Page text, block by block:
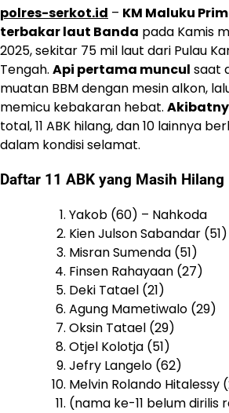
polres-serkot.id – KM Maluku
terbakar laut Banda pada Kamis
2025, sekitar 75 mil laut dari Pulau
Tengah. Api pertama muncul saat
muatan BBM dengan mesin alkon,
memicu kebakaran hebat.
total, 11 ABK hilang, dan 10 lainnya
dalam kondisi selamat.
Daftar 11 ABK yang Masih Hilang
Yakob (60) – Nahkoda
Kien Julson Sabandar (51)
Misran Sumenda (51)
Finsen Rahayaan (27)
Deki Tatael (21)
Agung Mametiwalo (29)
Oksin Tatael (29)
Otjel Kolotja (51)
Jefry Langelo (62)
Melvin Rolando Hitalessy
(nama ke-11 belum dirilis